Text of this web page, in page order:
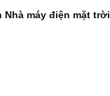
máy điện mặt trời